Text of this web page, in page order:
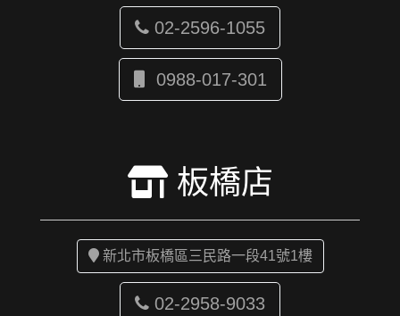
02-2596-1055
0988-017-301
板橋店
新北市板橋區三民路一段41號1樓
02-2958-9033